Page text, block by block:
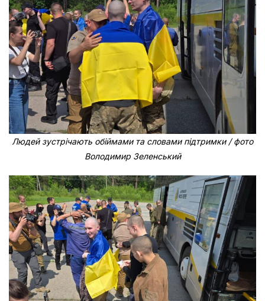
Людей зустрічають обіймами та словами підтримки / фото
Володимир Зеленський